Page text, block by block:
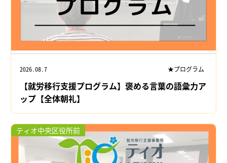
2026.08.7 ★プログラム
【就労移行支援プログラム】褒める言葉の語彙力ア
ップ【全体朝礼】
ティオ中央区役所前